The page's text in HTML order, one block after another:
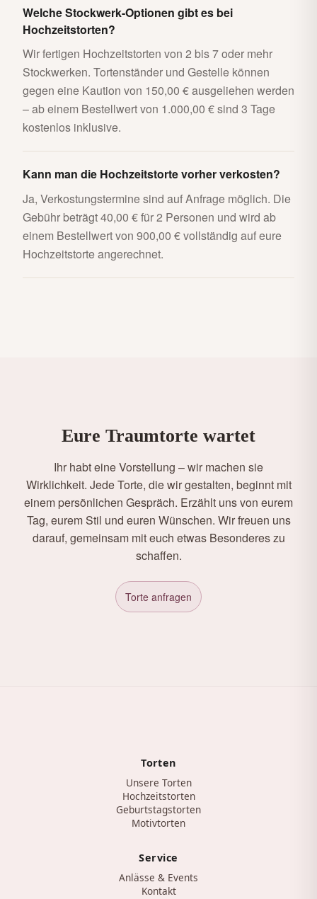
Welche Stockwerk-Optionen gibt es bei
Hochzeitstorten?
Wir fertigen Hochzeitstorten von 2 bis 7 oder mehr
Stockwerken. Tortenständer und Gestelle können
gegen eine Kaution von 150,00 € ausgeliehen werden
– ab einem Bestellwert von 1.000,00 € sind 3 Tage
kostenlos inklusive.
Kann man die Hochzeitstorte vorher verkosten?
Ja, Verkostungstermine sind auf Anfrage möglich. Die
Gebühr beträgt 40,00 € für 2 Personen und wird ab
einem Bestellwert von 900,00 € vollständig auf eure
Hochzeitstorte angerechnet.
Eure Traumtorte wartet
Ihr habt eine Vorstellung – wir machen sie
Wirklichkeit. Jede Torte, die wir gestalten, beginnt mit
einem persönlichen Gespräch. Erzählt uns von eurem
Tag, eurem Stil und euren Wünschen. Wir freuen uns
darauf, gemeinsam mit euch etwas Besonderes zu
schaffen.
Torte anfragen
Torten
Unsere Torten
Hochzeitstorten
Geburtstagstorten
Motivtorten
Service
Anlässe & Events
Kontakt